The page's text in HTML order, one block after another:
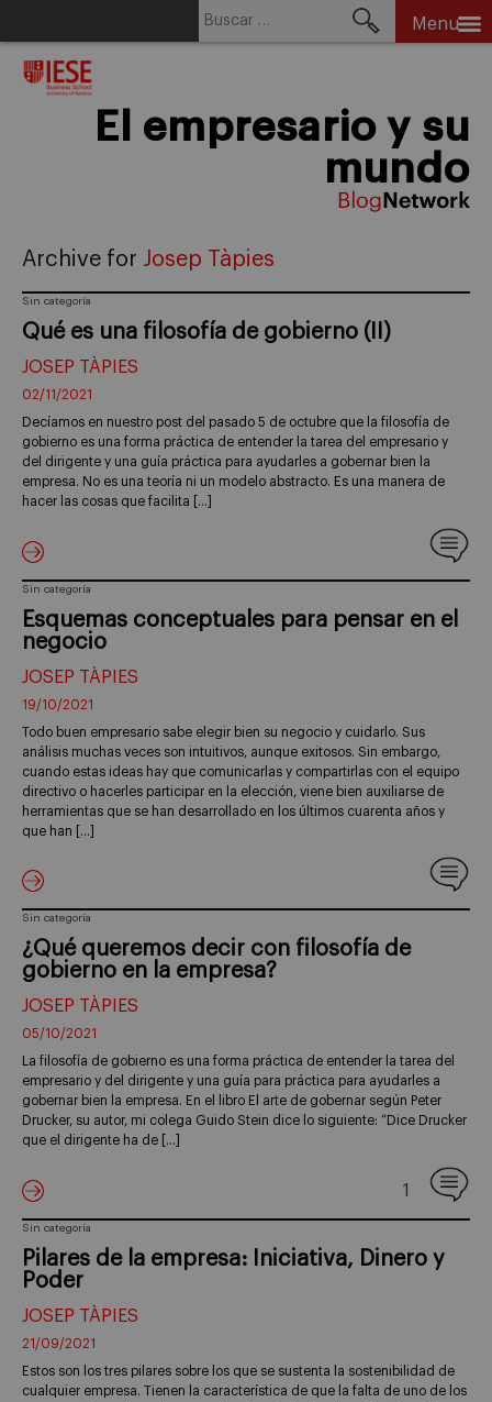
Menu
El empresario y su
mundo
Archive for Josep Tàpies
Sin categoría
Qué es una filosofía de gobierno (II)
JOSEP TÀPIES
02/11/2021
Decíamos en nuestro post del pasado 5 de octubre que la filosofía de
gobierno es una forma práctica de entender la tarea del empresario y
del dirigente y una guía práctica para ayudarles a gobernar bien la
empresa. No es una teoría ni un modelo abstracto. Es una manera de
hacer las cosas que facilita […]
Sin categoría
Esquemas conceptuales para pensar en el
negocio
JOSEP TÀPIES
19/10/2021
Todo buen empresario sabe elegir bien su negocio y cuidarlo. Sus
análisis muchas veces son intuitivos, aunque exitosos. Sin embargo,
cuando estas ideas hay que comunicarlas y compartirlas con el equipo
directivo o hacerles participar en la elección, viene bien auxiliarse de
herramientas que se han desarrollado en los últimos cuarenta años y
que han […]
Sin categoría
¿Qué queremos decir con filosofía de
gobierno en la empresa?
JOSEP TÀPIES
05/10/2021
La filosofía de gobierno es una forma práctica de entender la tarea del
empresario y del dirigente y una guía para práctica para ayudarles a
gobernar bien la empresa. En el libro El arte de gobernar según Peter
Drucker, su autor, mi colega Guido Stein dice lo siguiente: “Dice Drucker
que el dirigente ha de […]
1
Sin categoría
Pilares de la empresa: Iniciativa, Dinero y
Poder
JOSEP TÀPIES
21/09/2021
Estos son los tres pilares sobre los que se sustenta la sostenibilidad de
cualquier empresa. Tienen la característica de que la falta de uno de los